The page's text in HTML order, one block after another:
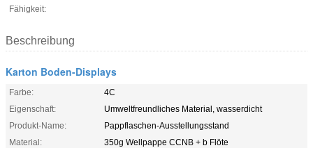
Fähigkeit:
Beschreibung
Karton Boden-Displays
Farbe:
4C
Eigenschaft:
Umweltfreundliches Material, wasserdicht
Produkt-Name:
Pappflaschen-Ausstellungsstand
Material:
350g Wellpappe CCNB + b Flöte